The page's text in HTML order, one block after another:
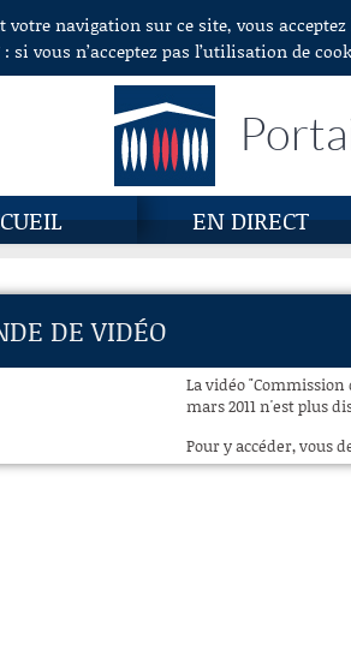
votre navigation sur ce site, vous
: si vous n’acceptez pas l’utilisation de
EN DIRECT
DE VIDÉO
La vidéo
mars 2011 n'est plus
Pour y accéder, vous